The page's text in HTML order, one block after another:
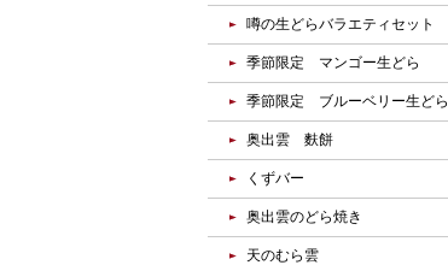
噂の生どらバラエティセット
季節限定 マンゴー生どら
季節限定 ブルーベリー生どら
奥出雲 麩餅
くずバー
奥出雲のどら焼き
天のむら雲